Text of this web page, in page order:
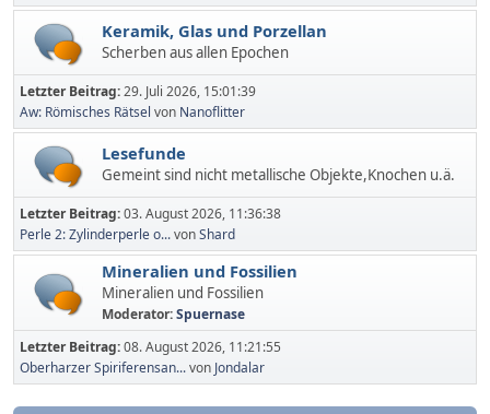
Keramik, Glas und Porzellan
Scherben aus allen Epochen
Letzter Beitrag:29. Juli 2026, 15:01:39
Aw: Römisches Rätsel von Nanoflitter
Lesefunde
Gemeint sind nicht metallische Objekte,Knochen u.ä.
Letzter Beitrag:03. August 2026, 11:36:38
Perle 2: Zylinderperle o...vonShard
Mineralien und Fossilien
Mineralien und Fossilien
Moderator:Spuernase
Letzter Beitrag:08. August 2026, 11:21:55
Oberharzer Spiriferensan...von Jondalar